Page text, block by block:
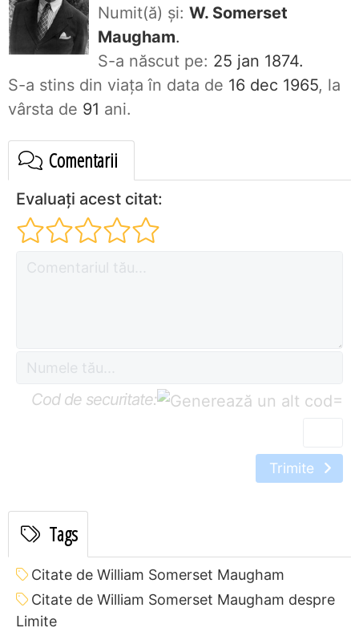
Numit(ă) și: W. Somerset
Maugham.
S-a născut pe: 25 jan 1874.
S-a stins din viaţa în data de 16 dec 1965, la
vârsta de 91 ani.
Comentarii
Evaluați acest citat:
Cod de securitate: =
Trimite
Tags
Citate de William Somerset Maugham
Citate de William Somerset Maugham despre
Limite